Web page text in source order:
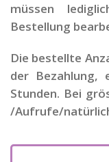
müssen
Bestellung
Die bestellte
der Bezahlung,
Stunden. Bei
/Aufrufe/